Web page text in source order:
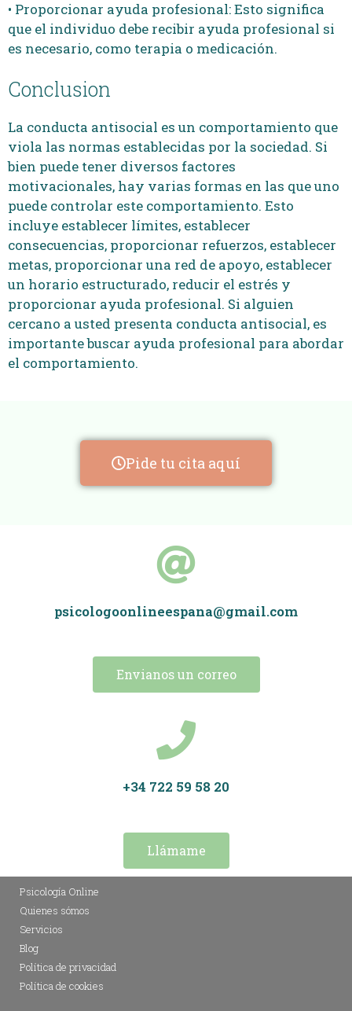
• Proporcionar ayuda profesional: Esto significa
que el individuo debe recibir ayuda profesional si
es necesario, como terapia o medicación.
Conclusion
La conducta antisocial es un comportamiento que
viola las normas establecidas por la sociedad. Si
bien puede tener diversos factores
motivacionales, hay varias formas en las que uno
puede controlar este comportamiento. Esto
incluye establecer límites, establecer
consecuencias, proporcionar refuerzos, establecer
metas, proporcionar una red de apoyo, establecer
un horario estructurado, reducir el estrés y
proporcionar ayuda profesional. Si alguien
cercano a usted presenta conducta antisocial, es
importante buscar ayuda profesional para abordar
el comportamiento.
Pide tu cita aquí
psicologoonlineespana@gmail.com
Envianos un correo
+34 722 59 58 20
Llámame
Psicología Online
Quienes sómos
Servicios
Blog
Política de privacidad
Política de cookies